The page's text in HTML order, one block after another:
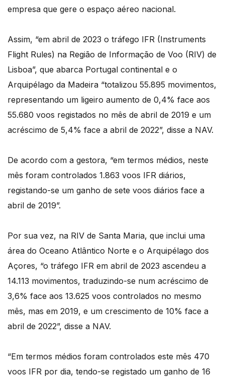
empresa que gere o espaço aéreo nacional.
Assim, “em abril de 2023 o tráfego IFR (Instruments
Flight Rules) na Região de Informação de Voo (RIV) de
Lisboa”, que abarca Portugal continental e o
Arquipélago da Madeira “totalizou 55.895 movimentos,
representando um ligeiro aumento de 0,4% face aos
55.680 voos registados no mês de abril de 2019 e um
acréscimo de 5,4% face a abril de 2022”, disse a NAV.
De acordo com a gestora, “em termos médios, neste
mês foram controlados 1.863 voos IFR diários,
registando-se um ganho de sete voos diários face a
abril de 2019”.
Por sua vez, na RIV de Santa Maria, que inclui uma
área do Oceano Atlântico Norte e o Arquipélago dos
Açores, “o tráfego IFR em abril de 2023 ascendeu a
14.113 movimentos, traduzindo-se num acréscimo de
3,6% face aos 13.625 voos controlados no mesmo
mês, mas em 2019, e um crescimento de 10% face a
abril de 2022”, disse a NAV.
“Em termos médios foram controlados este mês 470
voos IFR por dia, tendo-se registado um ganho de 16